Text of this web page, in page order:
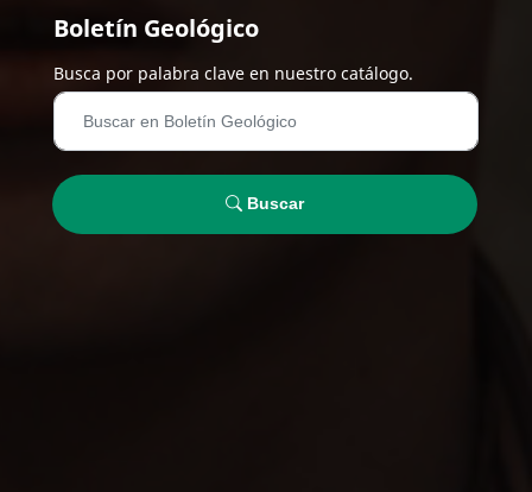
Boletín Geológico
Busca por palabra clave en nuestro catálogo.
Buscar